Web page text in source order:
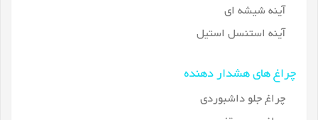
آینه شیشه ای
آینه استنسل استیل
چراغ های هشدار دهنده
چراغ جلو داشبوردی